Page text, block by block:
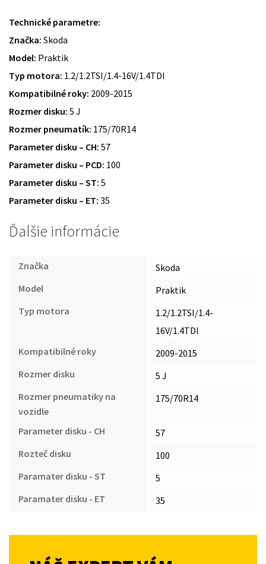
Technické parametre:
Značka: Skoda
Model: Praktik
Typ motora: 1.2/1.2TSI/1.4-16V/1.4TDI
Kompatibilné roky: 2009-2015
Rozmer disku: 5 J
Rozmer pneumatík: 175/70R14
Parameter disku – CH: 57
Parameter disku – PCD: 100
Parameter disku – ST: 5
Parameter disku – ET: 35
Ďalšie informácie
Značka
Skoda
Model
Praktik
Typ motora
1.2/1.2TSI/1.4-
16V/1.4TDI
Kompatibilné roky
2009-2015
Rozmer disku
5 J
Rozmer pneumatiky na
vozidle
175/70R14
Parameter disku - CH
57
Rozteč disku
100
Paramater disku - ST
5
Paramater disku - ET
35